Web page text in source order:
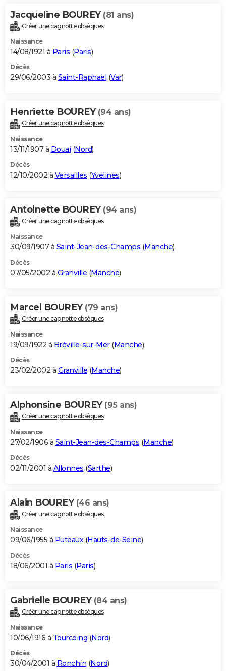
Jacqueline BOUREY (81 ans)
Créer une cagnotte obsèques
Naissance
14/08/1921 à Paris (Paris)
Décès
29/06/2003 à Saint-Raphaël (Var)
Henriette BOUREY (94 ans)
Créer une cagnotte obsèques
Naissance
13/11/1907 à Douai (Nord)
Décès
12/10/2002 à Versailles (Yvelines)
Antoinette BOUREY (94 ans)
Créer une cagnotte obsèques
Naissance
30/09/1907 à Saint-Jean-des-Champs (Manche)
Décès
07/05/2002 à Granville (Manche)
Marcel BOUREY (79 ans)
Créer une cagnotte obsèques
Naissance
19/09/1922 à Bréville-sur-Mer(Manche)
Décès
23/02/2002 à Granville (Manche)
Alphonsine BOUREY (95 ans)
Créer une cagnotte obsèques
Naissance
27/02/1906 à Saint-Jean-des-Champs (Manche)
Décès
02/11/2001 à Allonnes (Sarthe)
Alain BOUREY (46 ans)
Créer une cagnotte obsèques
Naissance
09/06/1955 à Puteaux(Hauts-de-Seine)
Décès
18/06/2001 à Paris (Paris)
Gabrielle BOUREY (84 ans)
Créer une cagnotte obsèques
Naissance
10/06/1916 à Tourcoing (Nord)
Décès
30/04/2001 à Ronchin (Nord)